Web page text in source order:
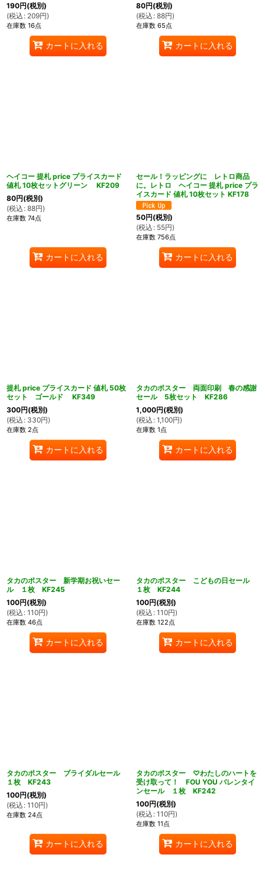
190円(税別)
(税込 : 209円)
在庫数 16点
カートに入れる
80円(税別)
(税込 : 88円)
在庫数 65点
カートに入れる
ヘイコー 提札 price プライスカード
値札 10枚セットグリーン KF209
80円(税別)
(税込 : 88円)
在庫数 74点
カートに入れる
セール！ラッピングに レトロ商品
に。レトロ ヘイコー 提札 price プラ
イスカード 値札 10枚セット KF178
50円(税別)
(税込 : 55円)
在庫数 756点
カートに入れる
提札 price プライスカード 値札 50枚
セット ゴールド KF349
300円(税別)
(税込 : 330円)
在庫数 2点
カートに入れる
タカのポスター 両面印刷 春の感謝
セール 5枚セット KF286
1,000円(税別)
(税込 : 1,100円)
在庫数 1点
カートに入れる
タカのポスター 新学期お祝いセー
ル １枚 KF245
100円(税別)
(税込 : 110円)
在庫数 46点
カートに入れる
タカのポスター こどもの日セール
１枚 KF244
100円(税別)
(税込 : 110円)
在庫数 122点
カートに入れる
タカのポスター ブライダルセール
１枚 KF243
100円(税別)
(税込 : 110円)
在庫数 24点
カートに入れる
タカのポスター ♡わたしのハートを
受け取って！ FOU YOU バレンタイ
ンセール １枚 KF242
100円(税別)
(税込 : 110円)
在庫数 11点
カートに入れる